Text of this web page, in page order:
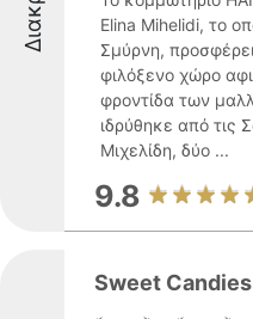
Elina Mihelidi, το
Σμύρνη,
φιλόξενο χώρο
φροντίδα των
ιδρύθηκε από τις
Μιχελίδη, δύο ...
9.8
Sweet